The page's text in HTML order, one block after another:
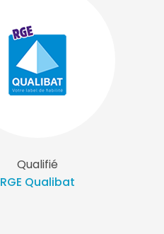
Qualifié
RGE Qualibat